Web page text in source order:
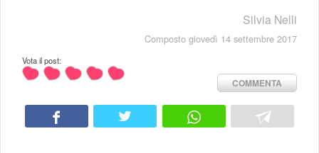
Silvia Nelli
Composto giovedì 14 settembre 2017
Vota il post:
COMMENTA